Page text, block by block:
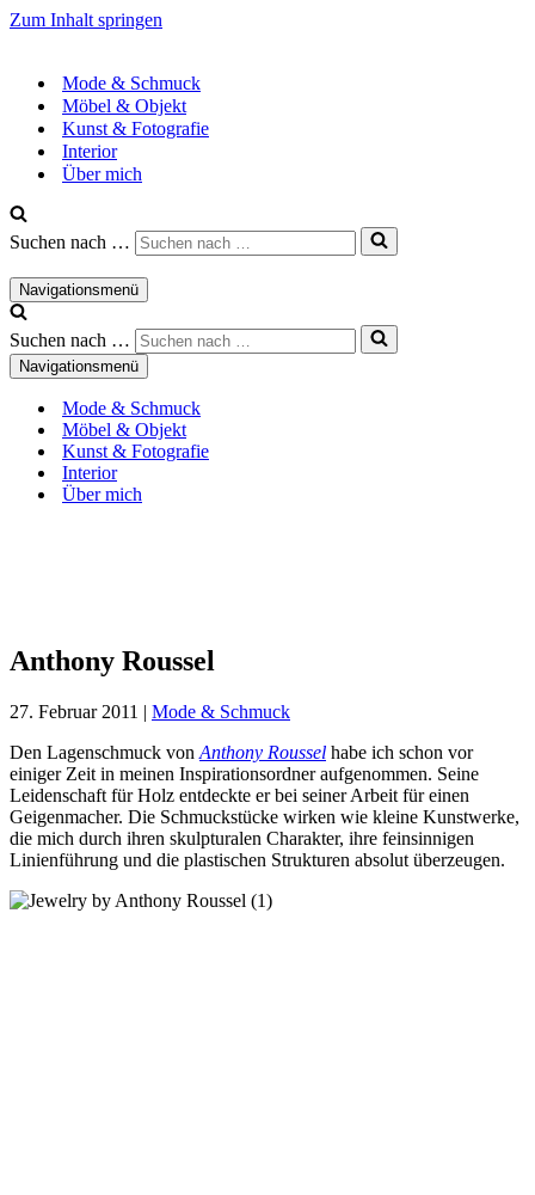
Zum Inhalt springen
Mode & Schmuck
Möbel & Objekt
Kunst & Fotografie
Interior
Über mich
Suchen nach …
Navigationsmenü
Suchen nach …
Navigationsmenü
Mode & Schmuck
Möbel & Objekt
Kunst & Fotografie
Interior
Über mich
Anthony Roussel
27. Februar 2011 | Mode & Schmuck
Den Lagenschmuck von Anthony Roussel habe ich schon vor
einiger Zeit in meinen Inspirationsordner aufgenommen. Seine
Leidenschaft für Holz entdeckte er bei seiner Arbeit für einen
Geigenmacher. Die Schmuckstücke wirken wie kleine Kunstwerke,
die mich durch ihren skulpturalen Charakter, ihre feinsinnigen
Linienführung und die plastischen Strukturen absolut überzeugen.